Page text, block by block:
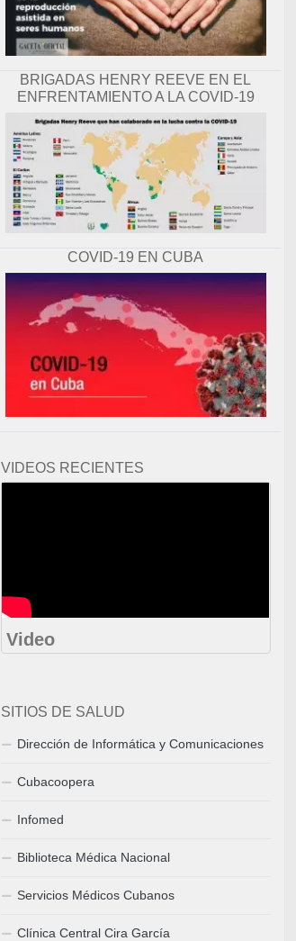
BRIGADAS HENRY REEVE EN EL
ENFRENTAMIENTO A LA COVID-19
COVID-19 EN CUBA
VIDEOS RECIENTES
Video
SITIOS DE SALUD
Dirección de Informática y Comunicaciones
Cubacoopera
Infomed
Biblioteca Médica Nacional
Servicios Médicos Cubanos
Clínica Central Cira García